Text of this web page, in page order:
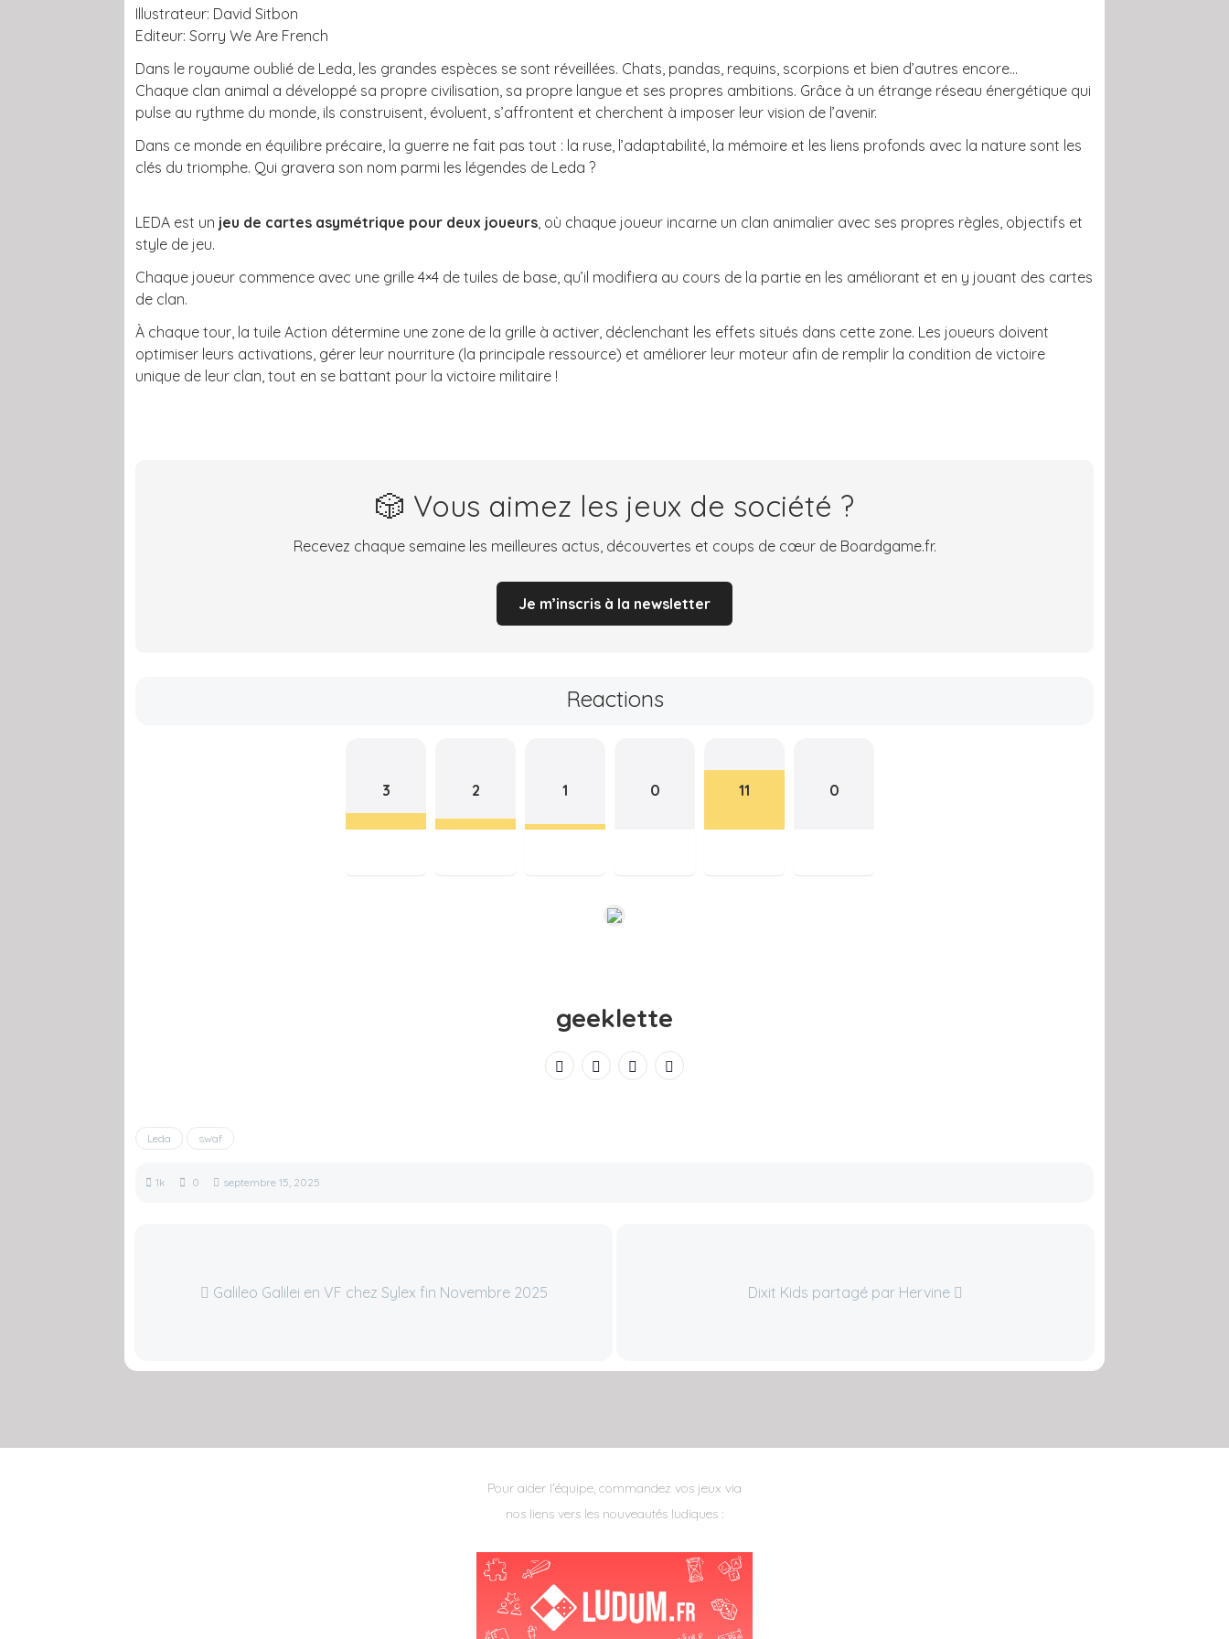
Illustrateur: David Sitbon
Editeur: Sorry We Are French
Dans le royaume oublié de Leda, les grandes espèces se sont réveillées. Chats, pandas, requins, scorpions et bien d’autres encore…
Chaque clan animal a développé sa propre civilisation, sa propre langue et ses propres ambitions. Grâce à un étrange réseau énergétique qui
pulse au rythme du monde, ils construisent, évoluent, s’affrontent et cherchent à imposer leur vision de l’avenir.
Dans ce monde en équilibre précaire, la guerre ne fait pas tout : la ruse, l’adaptabilité, la mémoire et les liens profonds avec la nature sont les
clés du triomphe. Qui gravera son nom parmi les légendes de Leda ?
LEDA est un jeu de cartes asymétrique pour deux joueurs, où chaque joueur incarne un clan animalier avec ses propres règles, objectifs et
style de jeu.
Chaque joueur commence avec une grille 4×4 de tuiles de base, qu’il modifiera au cours de la partie en les améliorant et en y jouant des cartes
de clan.
À chaque tour, la tuile Action détermine une zone de la grille à activer, déclenchant les effets situés dans cette zone. Les joueurs doivent
optimiser leurs activations, gérer leur nourriture (la principale ressource) et améliorer leur moteur afin de remplir la condition de victoire
unique de leur clan, tout en se battant pour la victoire militaire !
🎲 Vous aimez les jeux de société ?
Recevez chaque semaine les meilleures actus, découvertes et coups de cœur de Boardgame.fr.
Je m’inscris à la newsletter
Reactions
3 2 1 0 11 0
geeklette
Leda swaf
1k 0 septembre 15, 2025
Galileo Galilei en VF chez Sylex fin Novembre 2025 Dixit Kids partagé par Hervine
Pour aider l'équipe, commandez vos jeux via
nos liens vers les nouveautés ludiques :